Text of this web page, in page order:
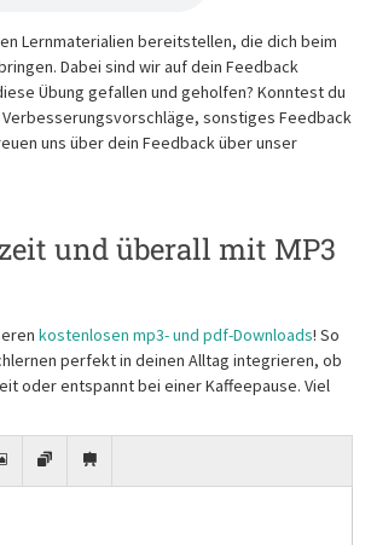
Lernmaterialien bereitstellen, die dich beim
Dabei sind wir auf dein Feedback
Übung gefallen und geholfen? Konntest du
Verbesserungsvorschläge, sonstiges Feedback
uns über dein Feedback über unser
und überall mit MP3
kostenlosen mp3- und pdf-Downloads! So
perfekt in deinen Alltag integrieren, ob
oder entspannt bei einer Kaffeepause. Viel